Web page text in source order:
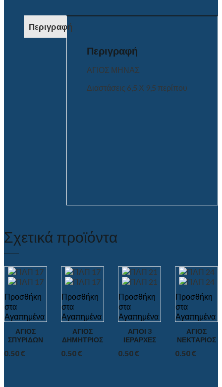
Περιγραφή
Περιγραφή
ΑΓΙΟΣ ΜΗΝΑΣ
Διαστάσεις 6,5 Χ 9,5 περίπου
Σχετικά προϊόντα
Προσθήκη
στα
Αγαπημένα
ΑΓΙΟΣ
ΣΠΥΡΙΔΩΝ
0.50€
Προσθήκη
στα
Αγαπημένα
ΑΓΙΟΣ
ΔΗΜΗΤΡΙΟΣ
0.50€
Προσθήκη
στα
Αγαπημένα
ΑΓΙΟΙ 3
ΙΕΡΑΡΧΕΣ
0.50€
Προσθήκη
στα
Αγαπημένα
ΑΓΙΟΣ
ΝΕΚΤΑΡΙΟΣ
0.50€